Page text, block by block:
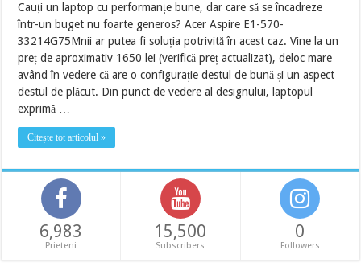
Cauți un laptop cu performanțe bune, dar care să se încadreze
într-un buget nu foarte generos? Acer Aspire E1-570-
33214G75Mnii ar putea fi soluția potrivită în acest caz. Vine la un
preț de aproximativ 1650 lei (verifică preț actualizat), deloc mare
având în vedere că are o configurație destul de bună și un aspect
destul de plăcut. Din punct de vedere al designului, laptopul
exprimă …
Citește tot articolul »
6,983
Prieteni
15,500
Subscribers
0
Followers